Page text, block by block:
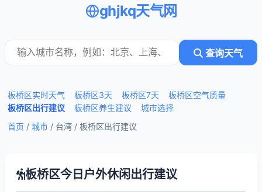
ghjkq天气网
查询天气
板桥区实时天气 板桥区3天 板桥区7天
板桥区空气质量
板桥区出行建议
板桥区养生建议
城市选择
首页 / 城市 / 台湾 / 板桥区出行建议
板桥区今日户外休闲出行建议